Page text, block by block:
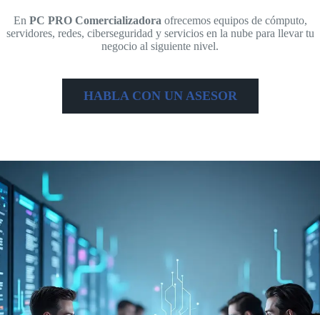
En PC PRO Comercializadora ofrecemos equipos de cómputo,
servidores, redes, ciberseguridad y servicios en la nube para llevar tu
negocio al siguiente nivel.
HABLA CON UN ASESOR